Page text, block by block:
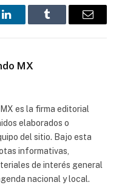
LinkedInTumblr
Correo
MX
es la firma editorial
elaborados o
del sitio. Bajo esta
informativas,
de interés general
nacional y local.